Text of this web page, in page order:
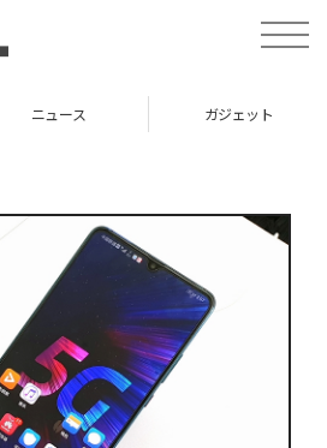
toggle
ニュース ガジェット